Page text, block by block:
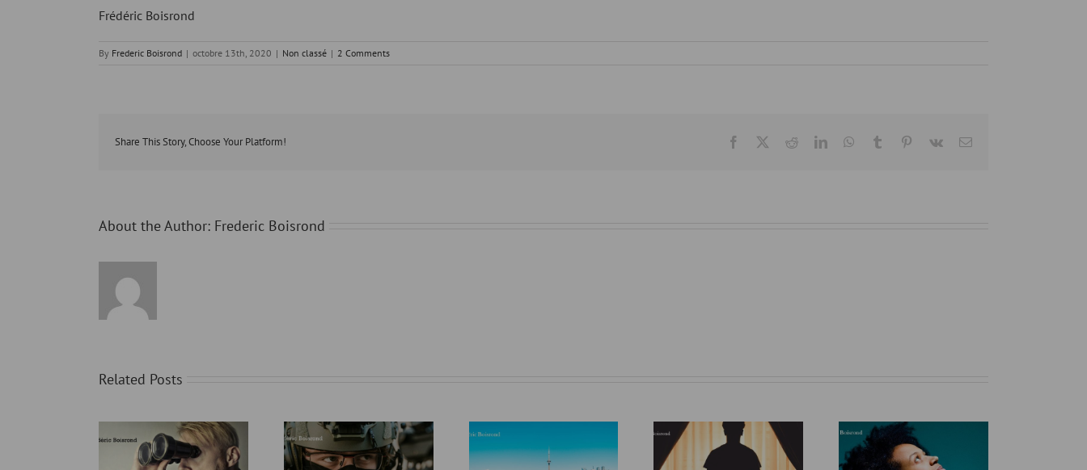
Frédéric Boisrond
By Frederic Boisrond | octobre 13th, 2020 | Non classé | 2 Comments
Share This Story, Choose Your Platform! Facebook RedditLinkedInWhatsApp
Tumblr Pinterest
Vk Email
About the Author: Frederic Boisrond
Related Posts